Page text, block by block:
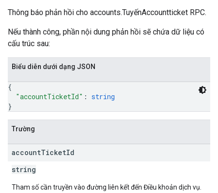
Thông báo phản hồi cho accounts.TuyếnAccountticket RPC.
Nếu thành công, phần nội dung phản hồi sẽ chứa dữ liệu có
cấu trúc sau:
Biểu diễn dưới dạng JSON
{
"accountTicketId" : string
}
Trường
accountTicketId
string
Tham số cần truyền vào đường liên kết đến Điều khoản dịch vụ.